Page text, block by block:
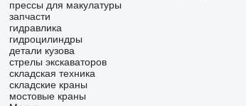
прессы для макулатуры
запчасти
гидравлика
гидроцилиндры
детали кузова
стрелы экскаваторов
складская техника
складские краны
мостовые краны